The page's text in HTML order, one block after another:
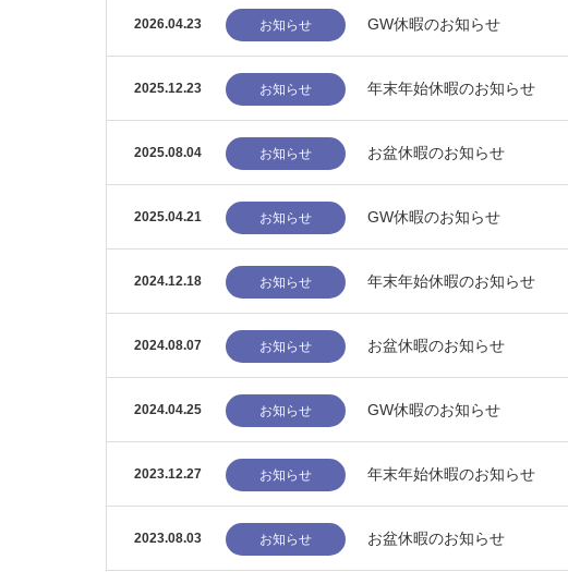
2026.04.23 お知らせ GW休暇のお知らせ
2025.12.23 お知らせ 年末年始休暇のお知らせ
2025.08.04 お知らせ お盆休暇のお知らせ
2025.04.21 お知らせ GW休暇のお知らせ
2024.12.18 お知らせ 年末年始休暇のお知らせ
2024.08.07 お知らせ お盆休暇のお知らせ
2024.04.25 お知らせ GW休暇のお知らせ
2023.12.27 お知らせ 年末年始休暇のお知らせ
2023.08.03 お知らせ お盆休暇のお知らせ